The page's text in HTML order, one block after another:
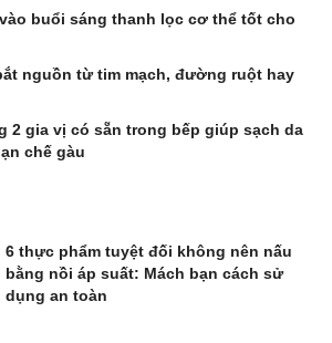
buổi sáng thanh lọc cơ thể tốt cho
nguồn từ tim mạch, đường ruột hay
2 gia vị có sẵn trong bếp giúp sạch da
chế gàu
6 thực phẩm tuyệt đối không nên nấu
bằng nồi áp suất: Mách bạn cách sử
dụng an toàn